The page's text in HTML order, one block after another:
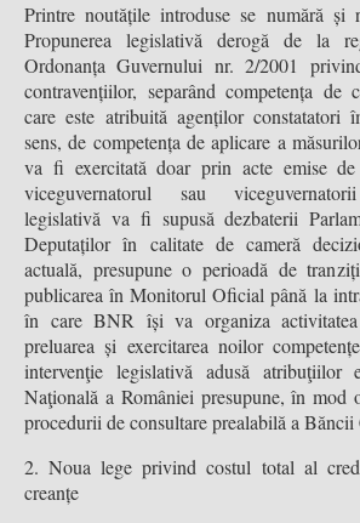
Printre noutățile introduse se numără și
Propunerea legislativă derogă de la
Ordonanța Guvernului nr. 2/2001
contravențiilor, separând competența de
care este atribuită agenților constatatori
sens, de competența de aplicare a
va fi exercitată doar prin acte emise
viceguvernatorul sau
legislativă va fi supusă dezbaterii
Deputaților în calitate de cameră
actuală, presupune o perioadă de
publicarea în Monitorul Oficial până la
în care BNR își va organiza
preluarea și exercitarea noilor
intervenţie legislativă adusă atribuţiilor
Naţională a României presupune, în mod
procedurii de consultare prealabilă a Băncii
2. Noua lege privind costul total al
creanțe